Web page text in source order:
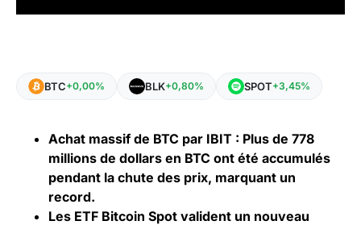
BTC+0,00% BLK+0,80% SPOT+3,45%
Achat massif de BTC par IBIT : Plus de 778
millions de dollars en BTC ont été accumulés
pendant la chute des prix, marquant un
record.
Les ETF Bitcoin Spot valident un nouveau